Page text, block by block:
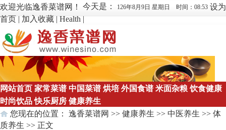
欢迎光临逸香菜谱网！ 今天是： 126年8月9日 星期日 时间：08:53 设为
首页|加入收藏|Health|
网站首页 家常菜谱 中国菜谱 烘培 外国食谱 米面杂粮 饮食健康
时尚饮品 快乐厨房 健康养生
您现在的位置： 逸香菜谱网 >> 健康养生 >> 中医养生 >> 体
质养生 >> 正文